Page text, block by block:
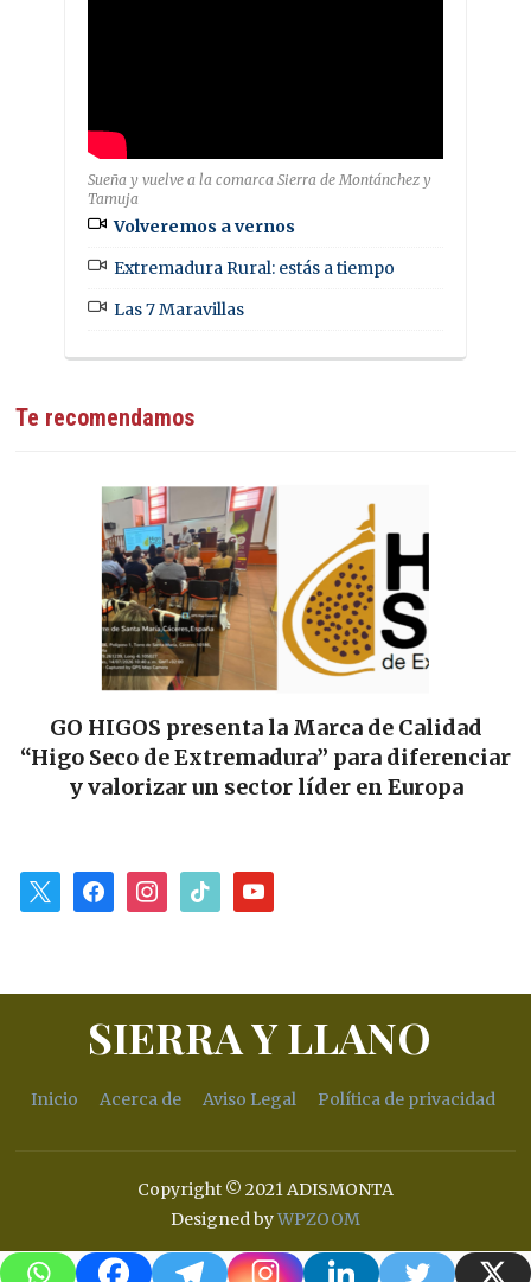
Sueña y vuelve a la comarca Sierra de Montánchez y
Tamuja
Volveremos a vernos
Extremadura Rural: estás a tiempo
Las 7 Maravillas
Te recomendamos
Las Tierras de Cáceres y Trujillo sellan su
alianza gastronómica: se firma el Convenio
para impulsar «Sabores y Paisajes»
facebookinstagram
tiktok youtube
SIERRA Y LLANO
Inicio Acerca de Aviso Legal Política de privacidad
Copyright © 2021 ADISMONTA
Designed byWPZOOM